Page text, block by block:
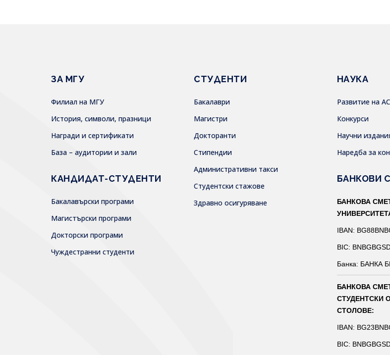
ЗА МГУ
Филиал на МГУ
История, символи, празници
Награди и сертификати
База – аудитории и зали
КАНДИДАТ-СТУДЕНТИ
Бакалавърски програми
Магистърски програми
Докторски програми
Чуждестранни студенти
СТУДЕНТИ
Бакалаври
Магистри
Докторанти
Стипендии
Административни такси
Студентски стажове
Здравно осигуряване
НАУКА
Развитие на АС
Конкурси
Научни
Наредба за
БАНКОВИ
БАНКОВА
IBAN:
BIC:
Банка: БАНКА
БАНКОВА
СТУДЕНТСКИ
СТОЛОВЕ:
IBAN:
BIC: